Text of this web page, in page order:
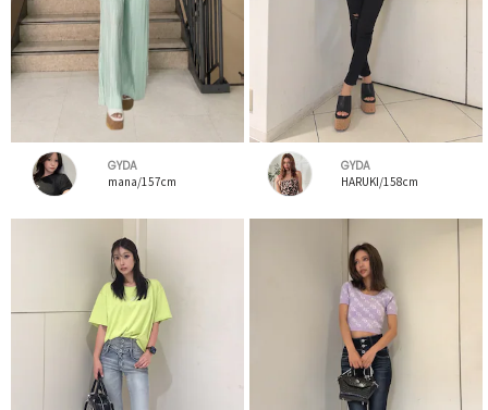
GYDA
mana/157cm
GYDA
HARUKI/158cm